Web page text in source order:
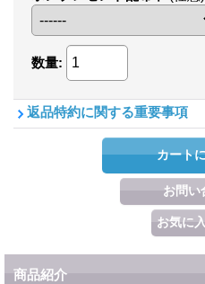
数量:
返品特約に関する重要事項
商品紹介